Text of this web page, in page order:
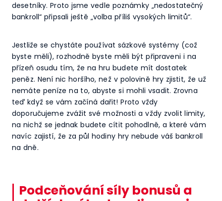
desetníky. Proto jsme vedle poznámky „nedostatečný
bankroll“ připsali ještě „volba příliš vysokých limitů“.
Jestliže se chystáte používat sázkové systémy (což
byste měli), rozhodně byste měli být připraveni i na
přízeň osudu tím, že na hru budete mít dostatek
peněz. Není nic horšího, než v polovině hry zjistit, že už
nemáte peníze na to, abyste si mohli vsadit. Zrovna
teď když se vám začíná dařit! Proto vždy
doporučujeme zvážit své možnosti a vždy zvolit limity,
na nichž se jednak budete cítit pohodlně, a které vám
navíc zajistí, že za půl hodiny hry nebude váš bankroll
na dně.
Podceňování síly bonusů a